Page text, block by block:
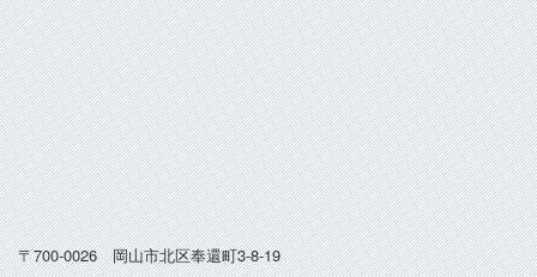
〒700-0026 岡山市北区奉還町3-8-19